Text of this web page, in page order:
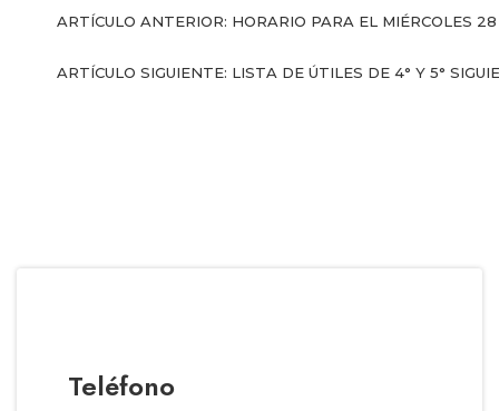
ARTÍCULO ANTERIOR: HORARIO PARA EL MIÉRCOLES
ARTÍCULO SIGUIENTE: LISTA DE ÚTILES DE 4° Y 5°
Teléfono